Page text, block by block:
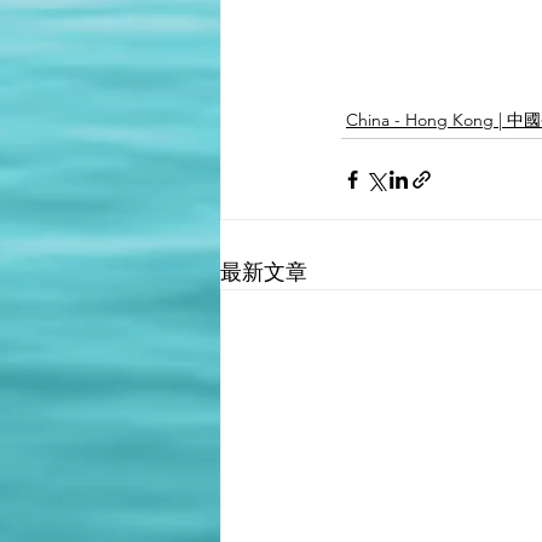
China - Hong Kong | 中
最新文章